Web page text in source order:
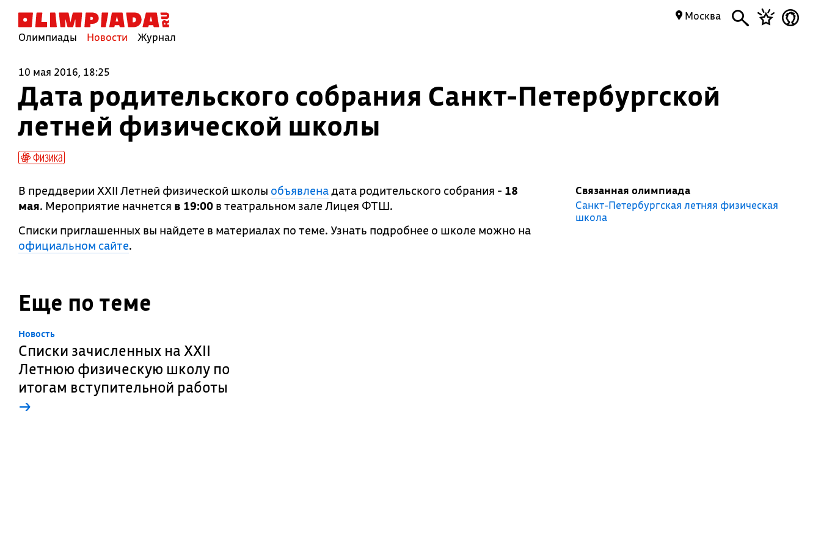
Олимпиады Новости Журнал
Москва
10 мая 2016, 18:25
Дата родительского собрания Санкт-Петербургской
летней физической школы
Физика
В преддверии XXII Летней физической школы объявленадата родительского собрания - 18
мая. Мероприятие начнется в 19:00 в театральном зале Лицея ФТШ.
Списки приглашенных вы найдете в материалах по теме. Узнать подробнее о школе можно на
официальном сайте.
Связанная олимпиада
Санкт-Петербургская летняя физическая
школа
Еще по теме
Новость
Списки зачисленных на XXII
Летнюю физическую школу по
итогам вступительной работы
→